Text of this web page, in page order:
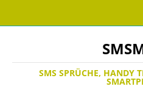
SMS SPRÜCHE, HANDY